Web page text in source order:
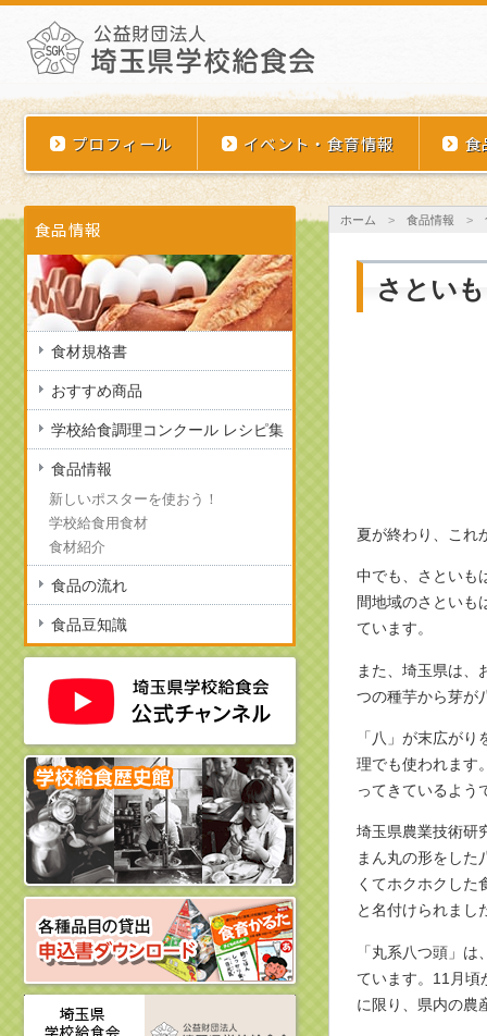
プロフィール イベント・食育情報 食
ホーム > 食品情報 >
さといも
夏が終わり、これ
中でも、さといも
間地域のさといも
ています。
また、埼玉県は、
つの種芋から芽が
「八」が末広が
理でも使われます
ってきているよう
埼玉県農業技術研
まん丸の形をした
くてホクホクした
と名付けられまし
「丸系八つ頭」
ています。11月頃
に限り、県内の農
食品情報
食材規格書
おすすめ商品
学校給食調理コンクール レシピ集
食品情報
新しいポスターを使おう！
学校給食用食材
食材紹介
食品の流れ
食品豆知識